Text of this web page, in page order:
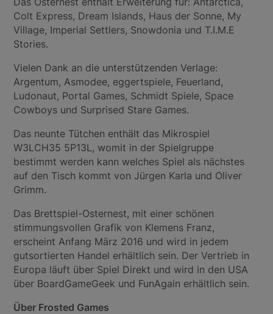
Colt Express, Dream Islands, Haus der Sonne, My
Village, Imperial Settlers, Snowdonia und T.I.M.E
Stories.
Vielen Dank an die unterstützenden Verlage:
Argentum, Asmodee, eggertspiele, Feuerland,
Ludonaut, Portal Games, Schmidt Spiele, Space
Cowboys und Surprised Stare Games.
Das neunte Tütchen enthält das Mikrospiel
W3LCH35 5P13L, womit in der Spielgruppe
bestimmt werden kann welches Spiel als nächstes
auf den Tisch kommt von Jürgen Karla und Oliver
Grimm.
Das Brettspiel-Osternest, mit einer schönen
stimmungsvollen Grafik von Klemens Franz,
erscheint Anfang März 2016 und wird in jedem
gutsortierten Handel erhältlich sein. Der Vertrieb in
Europa läuft über Spiel Direkt und wird in den USA
über BoardGameGeek und FunAgain erhältlich sein.
Über Frosted Games